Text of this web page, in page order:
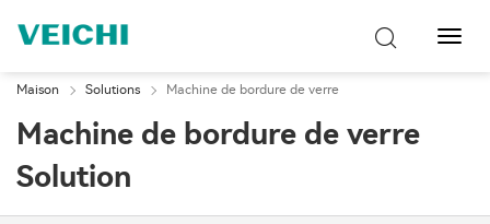
Maison Solutions Machine de bordure de verre
Machine de bordure de verre
Solution